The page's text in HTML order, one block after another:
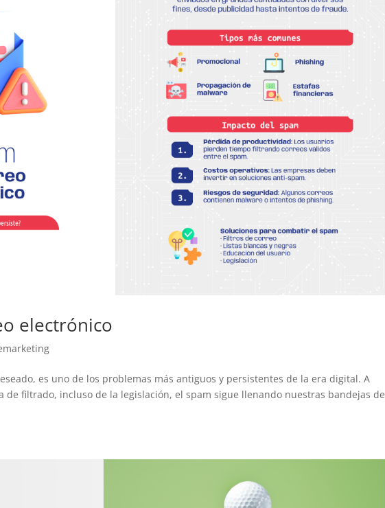
electrónico
es uno de los problemas más antiguos y persistentes de la era digital. A
de filtrado, incluso de la legislación, el spam sigue llenando nuestras bandejas de